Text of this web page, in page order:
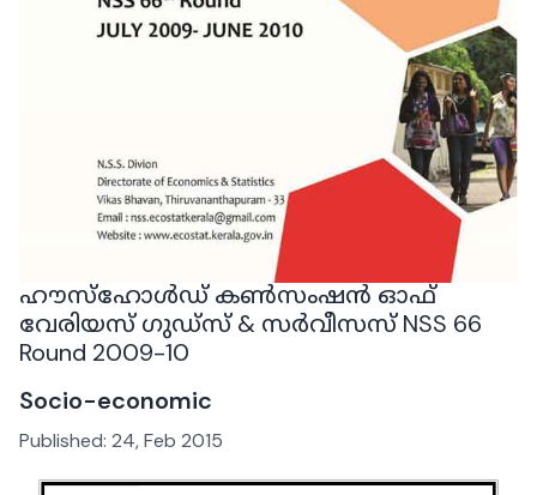
ഹൗസ്ഹോൾഡ് കൺസംഷൻ ഓഫ്
വേരിയസ് ഗുഡ്സ് & സർവീസസ് NSS 66
Round 2009-10
Socio-economic
Published: 24, Feb 2015